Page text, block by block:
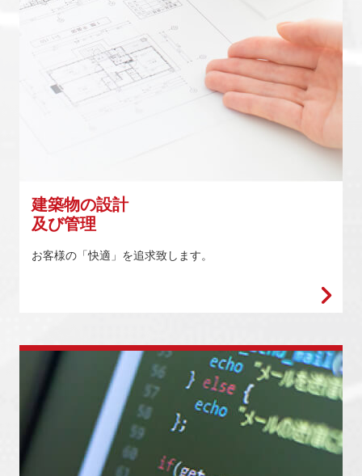
建築物の設計
及び管理
お客様の「快適」を追求致します。